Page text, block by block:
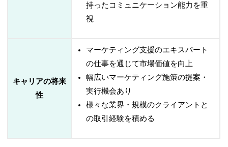
持ったコミュニケーション能力を重
視
キャリアの将来
性
マーケティング支援のエキスパート
の仕事を通じて市場価値を向上
幅広いマーケティング施策の提案・
実行機会あり
様々な業界・規模のクライアントと
の取引経験を積める